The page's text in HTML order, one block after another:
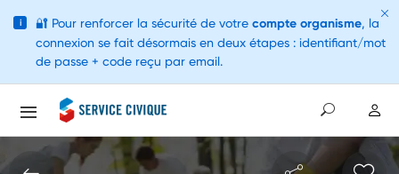
i 🔐 Pour renforcer la sécurité de votre compte organisme, la
connexion se fait désormais en deux étapes : identifiant/mot
de passe + code reçu par email.